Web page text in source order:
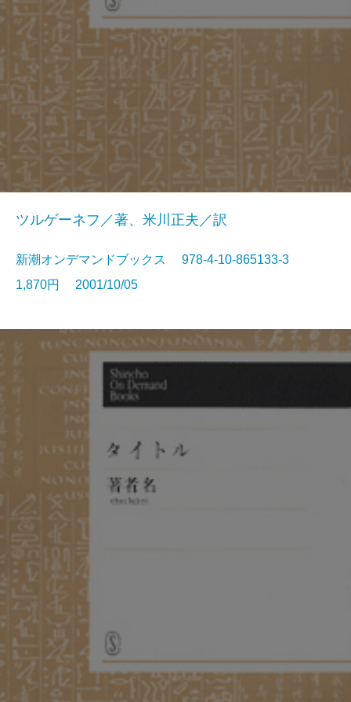
ツルゲーネフ／著、米川正夫／訳
新潮オンデマンドブックス 978-4-10-865133-3
1,870円 2001/10/05